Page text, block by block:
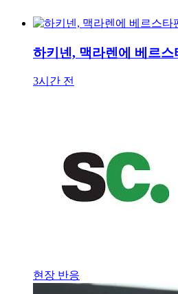
하키넨, 맥라렌에 베르
3시간 전
현장 반응